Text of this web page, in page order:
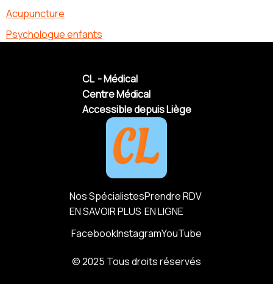
Acupuncture
Psychologue enfants
CL - Médical
Centre Médical
Accessible depuis Liège
Nos Spécialistes
EN SAVOIR PLUS
Prendre RDV
EN LIGNE
FacebookInstagramYouTube
© 2025 Tous droits réservés